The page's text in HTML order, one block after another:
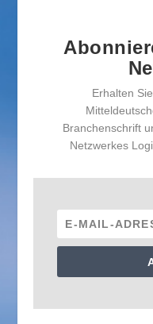
Erhalten
Branchenschrift
Netzwerkes